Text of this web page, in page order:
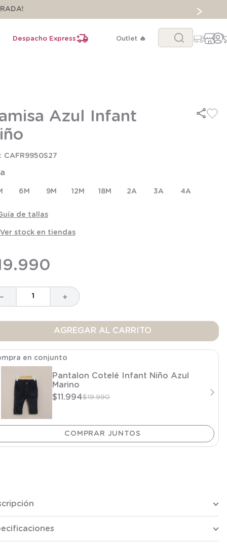
Despacho Express Outlet 🔥
Buscar...
Azul Infant
CAFR9950S27
6M 9M 12M 18M 2A 3A 4A
de tallas
Ver stock en tiendas
.990
＋
AGREGAR AL CARRITO
en conjunto
Pantalon Cotelé Infant Niño Azul
Marino
$11 .994$19.990